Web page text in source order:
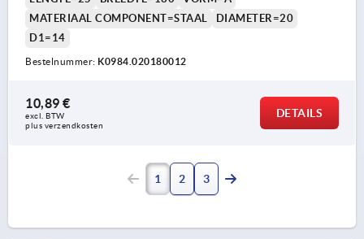
MATERIAAL COMPONENT=STAAL
DIAMETER=20
D1=14
Bestelnummer: K0984.020180012
10,89 €
excl. BTW
plus verzendkosten
DETAILS
1 2 3